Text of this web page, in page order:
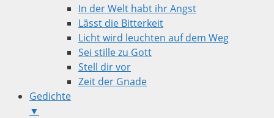
In der Welt habt ihr Angst
Lässt die Bitterkeit
Licht wird leuchten auf dem Weg
Sei stille zu Gott
Stell dir vor
Zeit der Gnade
Gedichte
▼